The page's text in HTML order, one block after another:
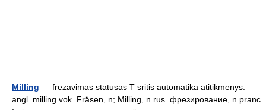
Milling — frezavimas statusas T sritis automatika atitikmenys:
angl. milling vok. Fräsen, n; Milling, n rus. фрезирование, n pranc.